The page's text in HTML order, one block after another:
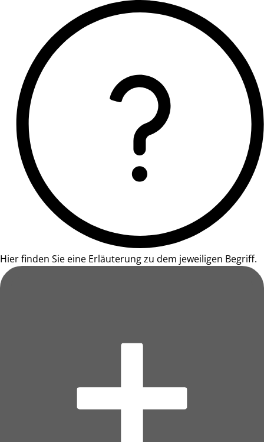
Hier finden Sie eine Erläuterung zu dem jeweiligen Begriff.